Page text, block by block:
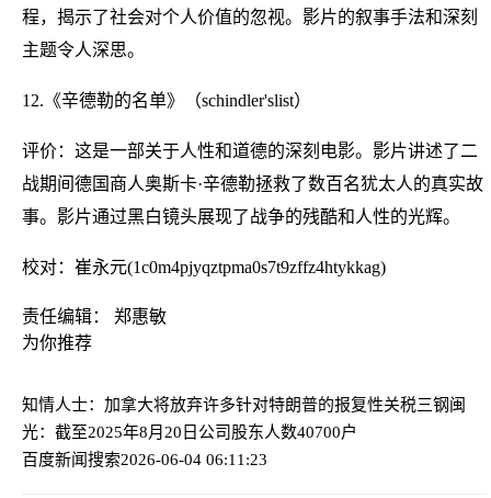
程，揭示了社会对个人价值的忽视。影片的叙事手法和深刻
主题令人深思。
12.《辛德勒的名单》（schindler'slist）
评价：这是一部关于人性和道德的深刻电影。影片讲述了二
战期间德国商人奥斯卡·辛德勒拯救了数百名犹太人的真实故
事。影片通过黑白镜头展现了战争的残酷和人性的光辉。
校对：崔永元(1c0m4pjyqztpma0s7t9zffz4htykkag)
责任编辑： 郑惠敏
为你推荐
知情人士：加拿大将放弃许多针对特朗普的报复性关税三钢闽
光：截至2025年8月20日公司股东人数40700户
百度新闻搜索2026-06-04 06:11:23